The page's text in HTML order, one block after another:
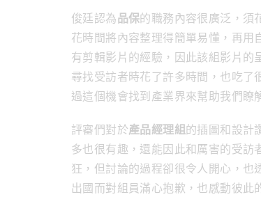
俊廷認為品保的職務內容很廣泛，須
花時間將內容整理得簡單易懂，再
有剪輯影片的經驗，因此該組影片
尋找受訪者時花了許多時間，也吃
過這個機會找到產業界來幫助我們瞭
評審們對於產品經理組的插圖和設計
多也很有趣，還能因此和厲害的受
狂，但討論的過程卻很令人開心，
出國而對組員滿心抱歉，也感動彼此